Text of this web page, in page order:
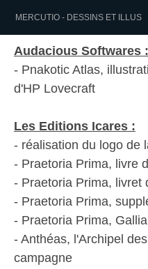
MERCUTIO - DESSINS ET ILLUS
Audacious Softwares :
- Pnakotic Atlas,
d'HP Lovecraft
Les Editions Icares :
- réalisation du logo de
- Praetoria Prima, livre
- Praetoria Prima, livret
- Praetoria Prima,
- Praetoria Prima,
- Anthéas, l'Archipel
campagne